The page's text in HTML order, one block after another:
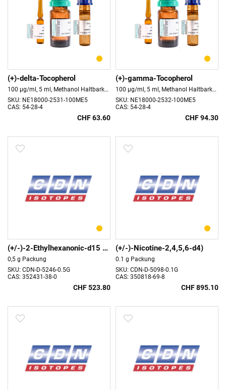
(+)-delta-Tocopherol
100 µg/ml, 5 ml, Methanol Haltbarkeit: 18 Monate store at -20°C
SKU: NE18000-2531-100ME5
CAS: 54-28-4
CHF 63.60
(+)-gamma-Tocopherol
100 µg/ml, 5 ml, Methanol Haltbarkeit: 18 Monate store at -20°C
SKU: NE18000-2532-100ME5
CAS: 54-28-4
CHF 94.30
(+/-)-2-Ethylhexanonic-d15 Acid
0,5 g Packung
SKU: CDN-D-5246-0.5G
CAS: 352431-38-0
CHF 523.80
(+/-)-Nicotine-2,4,5,6-d4)
0.1 g Packung
SKU: CDN-D-5098-0.1G
CAS: 350818-69-8
CHF 895.10